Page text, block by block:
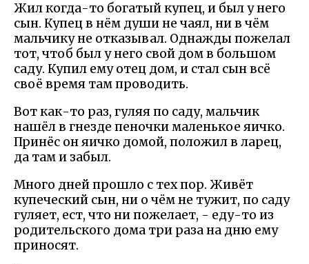
Жил когда-то богатый купец, и был у него
сын. Купец в нём души не чаял, ни в чём
мальчику не отказывал. Однажды пожелал
тот, чтоб был у него свой дом в большом
саду. Купил ему отец дом, и стал сын всё
своё время там проводить.
Вот как-то раз, гуляя по саду, мальчик
нашёл в гнезде пеночки маленькое яичко.
Принёс он яичко домой, положил в ларец,
да там и забыл.
Много дней прошло с тех пор. Живёт
купеческий сын, ни о чём не тужит, по саду
гуляет, ест, что ни пожелает, - еду-то из
родительского дома три раза на дню ему
приносят.